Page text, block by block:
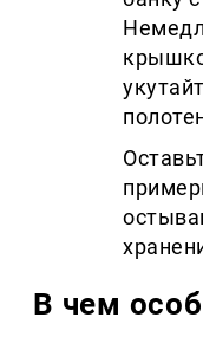
В чем